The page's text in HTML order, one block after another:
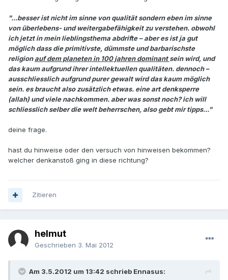
"...besser ist nicht im sinne von qualität sondern eben im sinne
von überlebens- und weitergabefähigkeit zu verstehen. obwohl
ich jetzt in mein lieblingsthema abdrifte – aber es ist ja gut
möglich dass die primitivste, dümmste und barbarischste
religionauf dem planeten in 100 jahren dominantsein wird, und
das kaum aufgrund ihrer intellektuellen qualitäten. dennoch –
ausschliesslich aufgrund purer gewalt wird das kaum möglich
sein. es braucht also zusätzlich etwas. eine art denksperre
(allah) und viele nachkommen. aber was sonst noch? ich will
schliesslich selber die welt beherrschen, also gebt mir tipps..."
deine frage.
hast du hinweise oder den versuch von hinweisen bekommen?
welcher denkanstoß ging in diese richtung?
Zitieren
helmut
Geschrieben 3. Mai 2012
Am 3.5.2012 um 13:42 schrieb Ennasus: